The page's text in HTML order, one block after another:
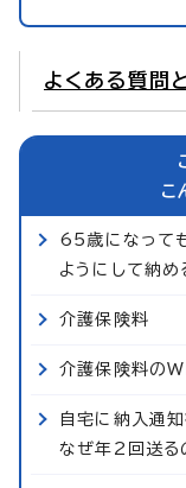
よくある質問
こ
65歳になって
ようにして納め
介護保険料
介護保険料の
自宅に納入通
なぜ年2回送る